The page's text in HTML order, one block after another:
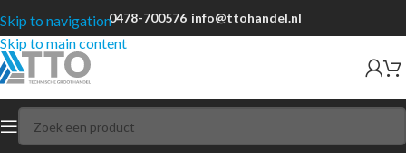
Skip to navigation
Skip to main content
0478-700576 info@ttohandel.nl